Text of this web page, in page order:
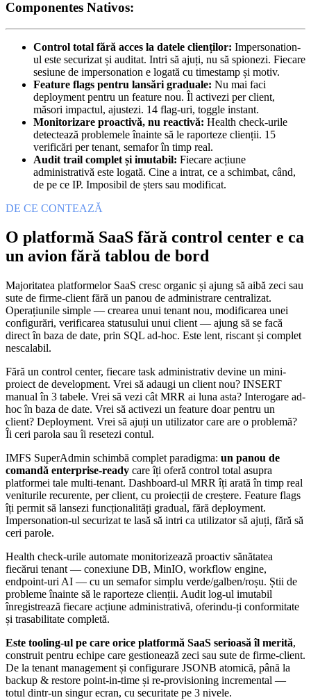
Componentes Nativos:
Control total fără acces la datele clienților: Impersonation-
ul este securizat și auditat. Intri să ajuți, nu să spionezi. Fiecare
sesiune de impersonation e logată cu timestamp și motiv.
Feature flags pentru lansări graduale: Nu mai faci
deployment pentru un feature nou. Îl activezi per client,
măsori impactul, ajustezi. 14 flag-uri, toggle instant.
Monitorizare proactivă, nu reactivă: Health check-urile
detectează problemele înainte să le raporteze clienții. 15
verificări per tenant, semafor în timp real.
Audit trail complet și imutabil: Fiecare acțiune
administrativă este logată. Cine a intrat, ce a schimbat, când,
de pe ce IP. Imposibil de șters sau modificat.
DE CE CONTEAZĂ
O platformă SaaS fără control center e ca
un avion fără tablou de bord
Majoritatea platformelor SaaS cresc organic și ajung să aibă zeci sau
sute de firme-client fără un panou de administrare centralizat.
Operațiunile simple — crearea unui tenant nou, modificarea unei
configurări, verificarea statusului unui client — ajung să se facă
direct în baza de date, prin SQL ad-hoc. Este lent, riscant și complet
nescalabil.
Fără un control center, fiecare task administrativ devine un mini-
proiect de development. Vrei să adaugi un client nou? INSERT
manual în 3 tabele. Vrei să vezi cât MRR ai luna asta? Interogare ad-
hoc în baza de date. Vrei să activezi un feature doar pentru un
client? Deployment. Vrei să ajuți un utilizator care are o problemă?
Îi ceri parola sau îi resetezi contul.
IMFS SuperAdmin schimbă complet paradigma: un panou de
comandă enterprise-ready care îți oferă control total asupra
platformei tale multi-tenant. Dashboard-ul MRR îți arată în timp real
veniturile recurente, per client, cu proiecții de creștere. Feature flags
îți permit să lansezi funcționalități gradual, fără deployment.
Impersonation-ul securizat te lasă să intri ca utilizator să ajuți, fără să
ceri parole.
Health check-urile automate monitorizează proactiv sănătatea
fiecărui tenant — conexiune DB, MinIO, workflow engine,
endpoint-uri AI — cu un semafor simplu verde/galben/roșu. Știi de
probleme înainte să le raporteze clienții. Audit log-ul imutabil
înregistrează fiecare acțiune administrativă, oferindu-ți conformitate
și trasabilitate completă.
Este tooling-ul pe care orice platformă SaaS serioasă îl merită,
construit pentru echipe care gestionează zeci sau sute de firme-client.
De la tenant management și configurare JSONB atomică, până la
backup & restore point-in-time și re-provisioning incremental —
totul dintr-un singur ecran, cu securitate pe 3 nivele.